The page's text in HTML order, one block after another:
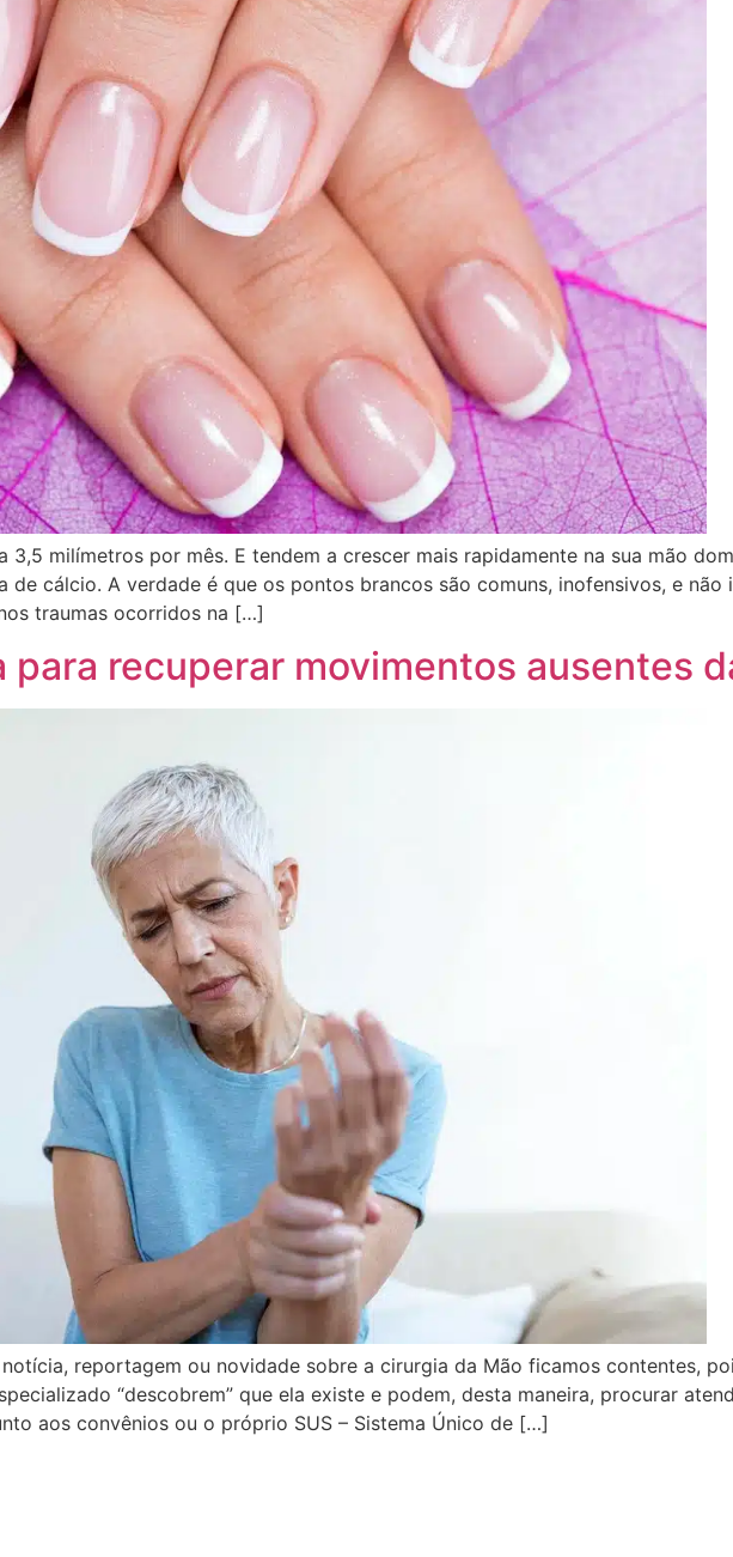
3,5 milímetros por mês. E tendem a crescer mais rapidamente na sua mão
de cálcio. A verdade é que os pontos brancos são comuns, inofensivos, e
traumas ocorridos na […]
para recuperar movimentos ausentes
reportagem ou novidade sobre a cirurgia da Mão ficamos contentes,
“descobrem” que ela existe e podem, desta maneira, procurar
aos convênios ou o próprio SUS – Sistema Único de […]